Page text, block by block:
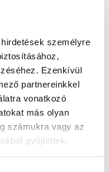
személyre
Ezenkívül
partnereinkkel
vonatkozó
más olyan
számukra vagy az
gyűjtöttek.
-
fűrész -